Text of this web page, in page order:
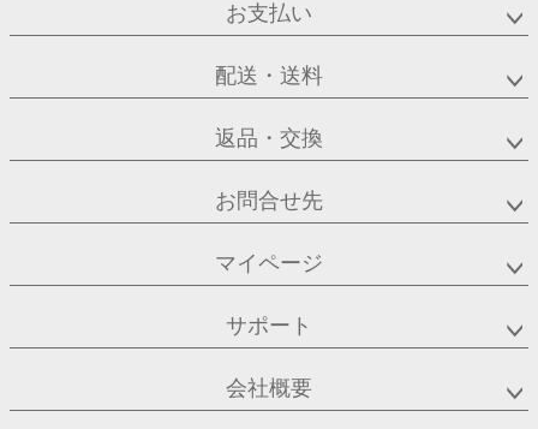
お支払い
配送・送料
返品・交換
お問合せ先
マイページ
サポート
会社概要